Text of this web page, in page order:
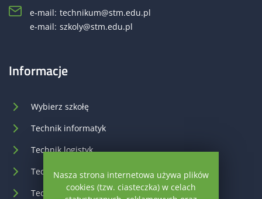
e-mail: technikum@stm.edu.pl
e-mail: szkoly@stm.edu.pl
Informacje
Wybierz szkołę
Technik informatyk
Technik logistyk
Technik reklamy
Technik spedytor
Nasza strona internetowa używa plików
cookies (tzw. ciasteczka) w celach